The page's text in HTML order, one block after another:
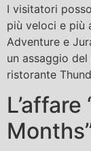
I visitatori
più veloci e più
Adventure e
un assaggio
ristorante